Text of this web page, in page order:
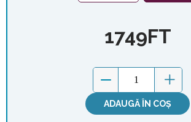
1749FT
ADAUGĂ ÎN COȘ